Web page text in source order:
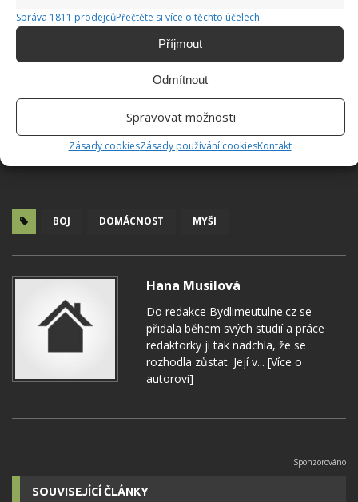
Správa 1811 prodejcůPřečtěte si více o těchto účelech
Příjmout
Odmítnout
Spravovat možnosti
Zásady cookiesZásady používání cookiesKontakt
BOJ DOMÁCNOST MYŠI
Hana Musilová
Do redakce Bydlimeutulne.cz se
přidala během svých studií a práce
redaktorky ji tak nadchla, že se
rozhodla zůstat. Její v... [Více o
autorovi]
SOUVISEJÍCÍ ČLÁNKY